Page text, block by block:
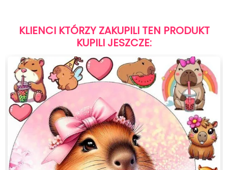
KLIENCI KTÓRZY ZAKUPILI TEN PRODUKT
KUPILI JESZCZE: